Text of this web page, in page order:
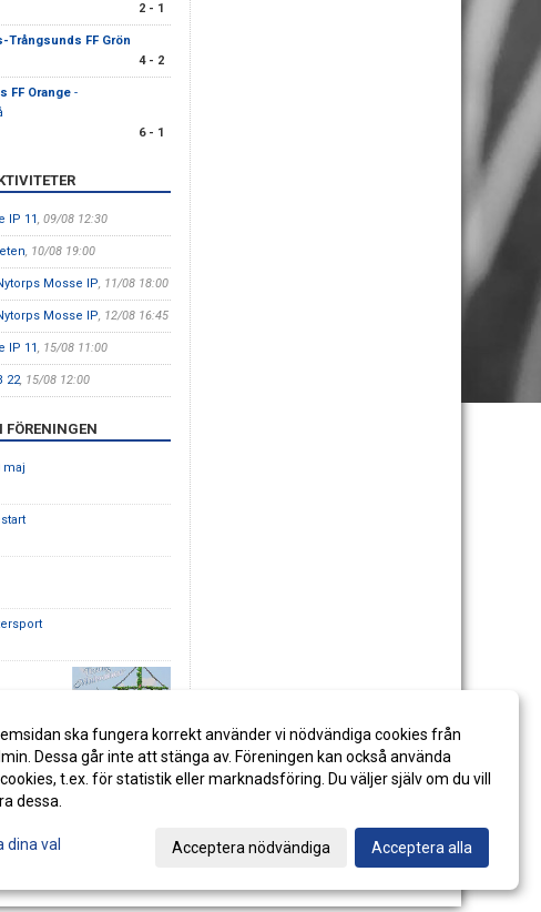
2 - 1
Trångsunds FF Grön
4 - 2
FF Orange-
6 - 1
IP 11, 09/08 12:30
, 10/08 19:00
Mosse IP, 11/08 18:00
Mosse IP, 12/08 16:45
IP 11, 15/08 11:00
22, 15/08 12:00
FÖRENINGEN
maj
ska fungera korrekt använder vi nödvändiga cookies från
Dessa går inte att stänga av. Föreningen kan också använda
t.ex. för statistik eller marknadsföring. Du väljer själv om du vill
dessa.
dina val Acceptera nödvändiga Acceptera alla